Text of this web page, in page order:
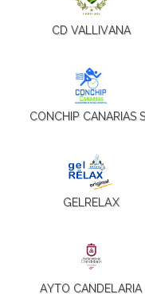
CD VALLIVANA
CONCHIP CANARIAS
GELRELAX
AYTO CANDELARIA